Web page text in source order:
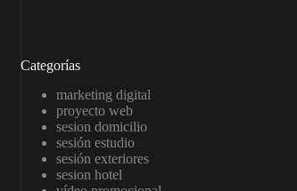
Categorías
marketing digital
proyecto web
sesion domicilio
sesión estudio
sesión exteriores
sesion hotel